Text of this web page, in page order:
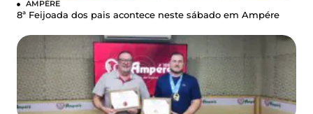
AMPÉRE
8ª Feijoada dos pais acontece neste sábado em Ampére